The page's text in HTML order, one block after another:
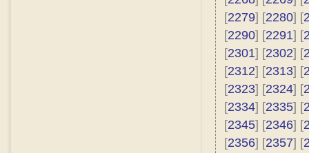
[2279] [2280] [
[2290] [2291] [
[2301] [2302] [
[2312] [2313] [
[2323] [2324] [
[2334] [2335] [
[2345] [2346] [
[2356] [2357] [